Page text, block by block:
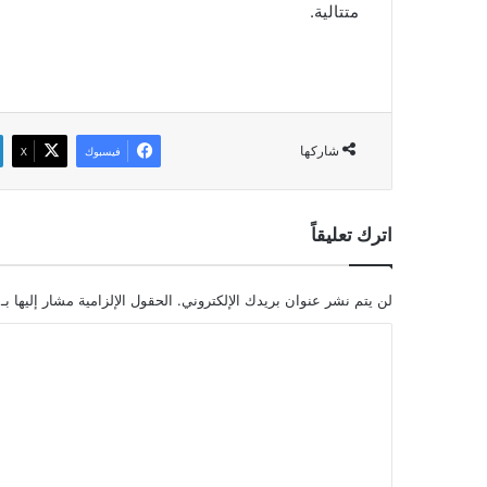
متتالية.
شاركها فيسبوك ‫X
اترك تعليقاً
لن يتم نشر عنوان بريدك الإلكتروني. الحقول الإلزامية مشار إليها بـ